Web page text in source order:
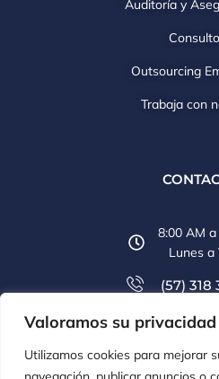
Valoramos su privacidad
Utilizamos cookies para mejorar
Auditoría y
Outsourcing
Trabaja con
8:00 AM
Lunes a
(57) 318
(57) 607